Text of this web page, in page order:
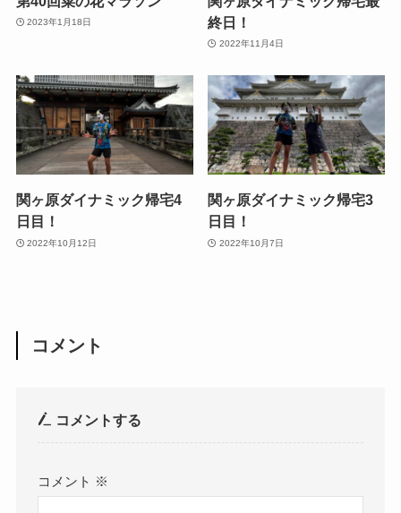
2023年1月18日
終日！
2022年11月4日
関ヶ原ダイナミック帰宅4
日目！
2022年10月12日
関ヶ原ダイナミック帰宅3
日目！
2022年10月7日
コメント
コメントする
コメント ※